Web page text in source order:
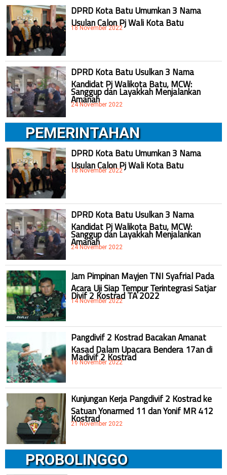
DPRD Kota Batu Umumkan 3 Nama
Usulan Calon Pj Wali Kota Batu
18 November 2022
DPRD Kota Batu Usulkan 3 Nama
Kandidat Pj Walikota Batu, MCW:
Sanggup dan Layakkah Menjalankan
Amanah
24 November 2022
PEMERINTAHAN
DPRD Kota Batu Umumkan 3 Nama
Usulan Calon Pj Wali Kota Batu
18 November 2022
DPRD Kota Batu Usulkan 3 Nama
Kandidat Pj Walikota Batu, MCW:
Sanggup dan Layakkah Menjalankan
Amanah
24 November 2022
Jam Pimpinan Mayjen TNI Syafrial Pada
Acara Uji Siap Tempur Terintegrasi Satjar
Divif 2 Kostrad TA 2022
14 November 2022
Pangdivif 2 Kostrad Bacakan Amanat
Kasad Dalam Upacara Bendera 17an di
Madivif 2 Kostrad
16 November 2022
Kunjungan Kerja Pangdivif 2 Kostrad ke
Satuan Yonarmed 11 dan Yonif MR 412
Kostrad
21 November 2022
PROBOLINGGO